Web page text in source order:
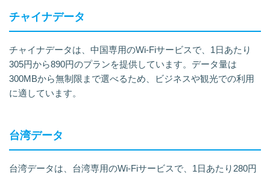
チャイナデータ
チャイナデータは、中国専用のWi-Fiサービスで、1日あたり
305円から890円のプランを提供しています。データ量は
300MBから無制限まで選べるため、ビジネスや観光での利用
に適しています。
台湾データ
台湾データは、台湾専用のWi-Fiサービスで、1日あたり280円